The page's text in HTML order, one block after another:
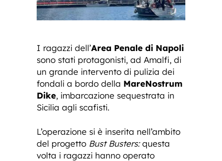
I ragazzi dell’Area Penale di Napoli
sono stati protagonisti, ad Amalfi, di
un grande intervento di pulizia dei
fondali a bordo della MareNostrum
Dike, imbarcazione sequestrata in
Sicilia agli scafisti.
L’operazione si è inserita nell’ambito
del progetto Bust Busters:questa
volta i ragazzi hanno operato